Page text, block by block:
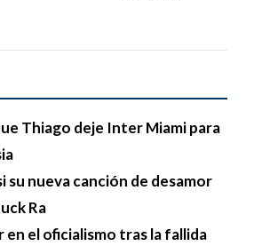
Thiago deje Inter Miami para
su nueva canción de desamor
Ra
en el oficialismo tras la fallida